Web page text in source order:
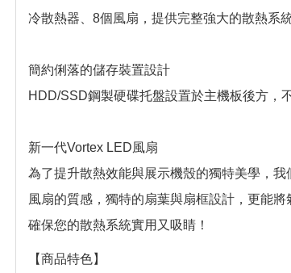
冷散熱器、8個風扇，提供完整強大的散熱系
簡約俐落的儲存裝置設計
HDD/SSD鋼製硬碟托盤設置於主機板後方，
新一代Vortex LED風扇
為了提升散熱效能與展示機殼的獨特美學，
風扇的質感，獨特的扇葉與扇框設計，更能
確保您的散熱系統實用又吸睛！
【商品特色】